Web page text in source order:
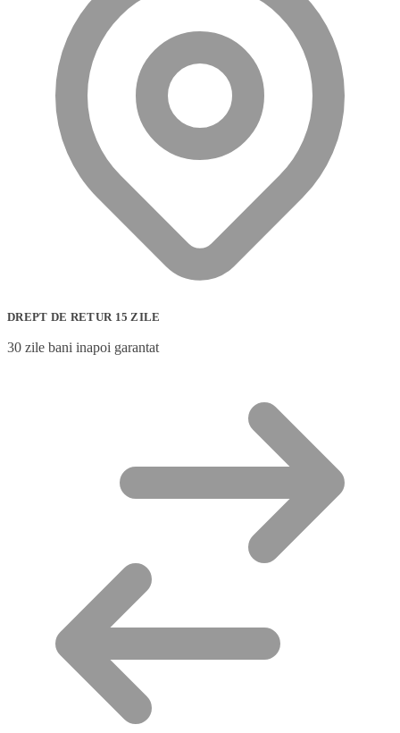
DREPT DE RETUR 15 ZILE
30 zile bani inapoi garantat